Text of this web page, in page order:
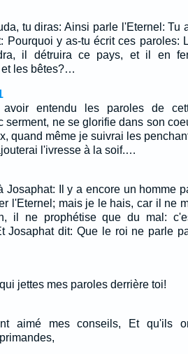
tu diras: Ainsi parle l'Eternel: Tu
Pourquoi y as-tu écrit ces paroles:
il détruira ce pays, et il en
et les bêtes?…
avoir entendu les paroles de
serment, ne se glorifie dans son
quand même je suivrai les
l'ivresse à la soif.…
Josaphat: Il y a encore un homme
l'Eternel; mais je le hais, car il ne
il ne prophétise que du mal:
Josaphat dit: Que le roi ne parle
jettes mes paroles derrière toi!
aimé mes conseils, Et qu'ils